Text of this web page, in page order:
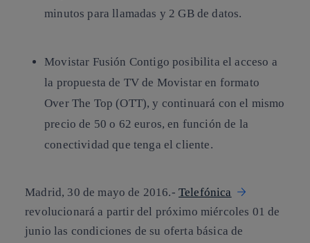
minutos para llamadas y 2 GB de datos.
Movistar Fusión Contigo posibilita el acceso a
la propuesta de TV de Movistar en formato
Over The Top (OTT), y continuará con el mismo
precio de 50 o 62 euros, en función de la
conectividad que tenga el cliente.
Madrid, 30 de mayo de 2016.- Telefónica
revolucionará a partir del próximo miércoles 01 de
junio las condiciones de su oferta básica de